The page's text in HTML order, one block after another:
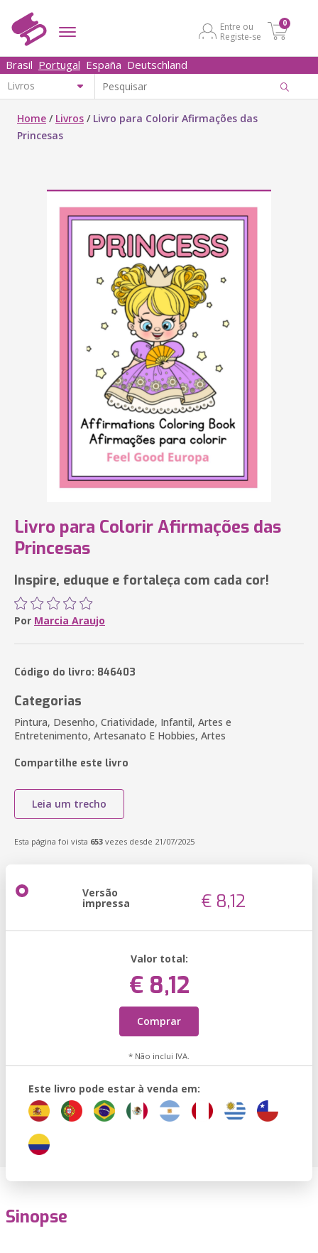
Entre ou
Registe-se
0
Brasil Portugal España Deutschland
Home / Livros / Livro para Colorir Afirmações das
Princesas
Livro para Colorir Afirmações das
Princesas
Inspire, eduque e fortaleça com cada cor!
Por Marcia Araujo
Código do livro: 846403
Categorias
Pintura, Desenho, Criatividade, Infantil, Artes e
Entretenimento, Artesanato E Hobbies, Artes
Compartilhe este livro
Leia um trecho
Esta página foi vista 653 vezes desde 21/07/2025
Versão
impressa € 8,12
Valor total:
€ 8,12
Comprar
* Não inclui IVA.
Este livro pode estar à venda em:
Sinopse